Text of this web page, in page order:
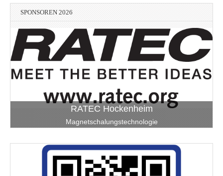
SPONSOREN 2026
RATEC Hockenheim
Magnetschalungstechnologie